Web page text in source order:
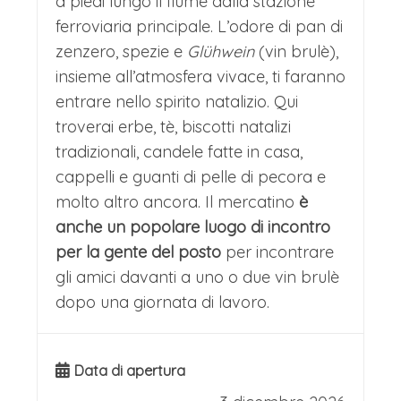
sfondo al principale mercatino di
Natale qui situato, con una vasta
offerta di prodotti artigianali,
decorazioni natalizie e specialità
gastronomiche locali. Da vedere anche
il Mercatino di Natale in “Place de la
Bourse”, noto per la sua atmosfera
accogliente e offre ulteriori
opportunità per acquistare prodotti
artigianali e gustare specialità locali.
Partenza in bus verso Lucerna. Il tour
I mercatini natalizi di Lucerna
trasformano la città in un presepe
vivente, distribuendosi in location
d'eccezione come la scenografica
Franziskanerplatz e la futuristica hall
della stazione centrale. Quest'ultima,
con la sua imponente cupola di vetro,
ospita il peculiare "Mercatino delle
Ferrovie" a tema ferroviario, dove
locomotive storiche fanno da cornice
ferroviaria principale. L’odore di pan di
zenzero, spezie e Glühwein(vin brulè),
insieme all’atmosfera vivace, ti faranno
entrare nello spirito natalizio. Qui
troverai erbe, tè, biscotti natalizi
tradizionali, candele fatte in casa,
cappelli e guanti di pelle di pecora e
molto altro ancora. Il mercatino è
anche un popolare luogo di incontro
per la gente del posto per incontrare
gli amici davanti a uno o due vin brulè
dopo una giornata di lavoro.
Data di apertura